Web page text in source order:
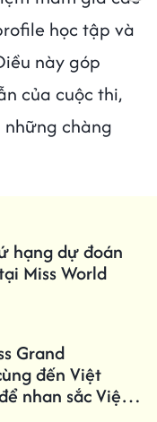
học tập và
này góp
của cuộc thi,
chàng
hạng dự đoán
Miss World
Grand
đến Việt
nhan sắc Việt